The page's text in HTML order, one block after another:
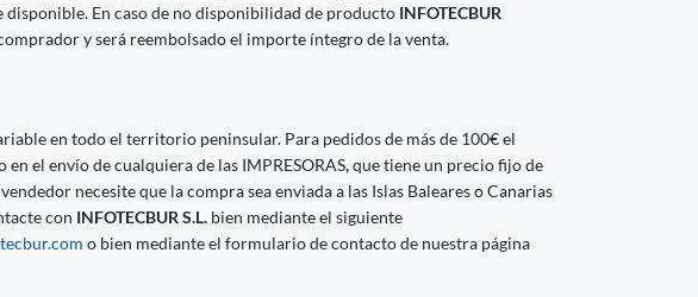
disponible. En caso de no disponibilidad de producto INFOTECBUR
y será reembolsado el importe íntegro de la venta.
en todo el territorio peninsular. Para pedidos de más de 100€ el
en el envío de cualquiera de las IMPRESORAS,que tiene un precio fijo de
necesite que la compra sea enviada a las Islas Baleares o Canarias
con INFOTECBUR S.L. bien mediante el siguiente
o bien mediante el formulario de contacto de nuestra página